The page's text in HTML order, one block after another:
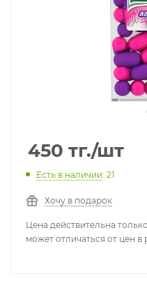
450 тг./шт
Есть в наличии: 21
Хочу в подарок
Цена действительна
может отличаться от цен в